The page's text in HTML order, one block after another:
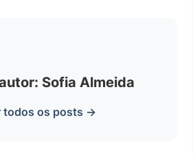
Sofia Almeida
todos os posts →